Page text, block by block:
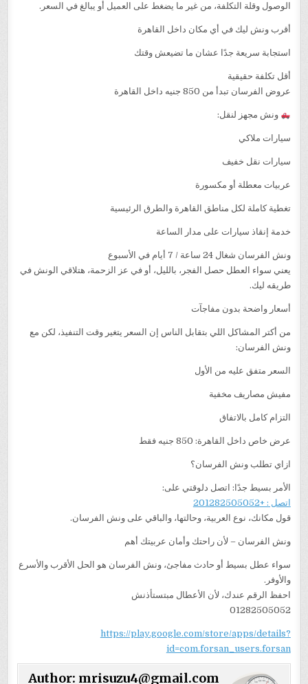
الوصول وقلة التكلفة، من غير ما يضغط على العميل أو يبالغ في السعر.
أقرب ونش ليك في أي مكان داخل القاهرة
استجابة سريعة جدًا عشان ما تضيعش وقتك
أقل تكلفة حقيقية
عروض الفرسان تبدأ من 850 جنيه داخل القاهرة
ونش مجهز لنقل:
سيارات ملاكي
سيارات نقل خفيف
عربيات معطلة أو مكسورة
تغطية كاملة لكل مناطق القاهرة والطرق الرئيسية
خدمة إنقاذ سيارات على مدار الساعة
ونش الفرسان شغال 24 ساعة / 7 أيام في الأسبوع
يعني سواء العطل حصل الفجر، بالليل، أو في عز الزحمة، هتلاقي الونش في
طريقه ليك.
أسعار واضحة بدون مفاجآت
من أكتر المشاكل اللي بتقابل الناس إن السعر يتغير وقت التنفيذ، لكن مع
ونش الفرسان:
السعر متفق عليه من الأول
مفيش مصاريف مخفية
التزام كامل بالاتفاق
عرض خاص داخل القاهرة: 850 جنيه فقط
ازاي تطلب ونش الفرسان؟
الأمر بسيط جدًا: اتصل دلوقتي على:
اتصل : +201282505052
قول مكانك، نوع العربية، وحالتها، والباقي على ونش الفرسان.
ونش الفرسان – لأن راحتك وأمان عربيتك أهم
سواء عطل بسيط أو حادث مفاجئ، ونش الفرسان هو الحل الأقرب والأسرع
والأوفر.
احفظ الرقم عندك، لأن الأعطال مبتستأذنش
01282505052
https://play.google.com/store/apps/details?
id=com.forsan_users.forsan
Author: mrisuzu4@gmail.com